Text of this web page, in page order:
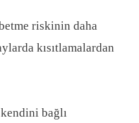
riskinin daha
kısıtlamalardan
bağlı